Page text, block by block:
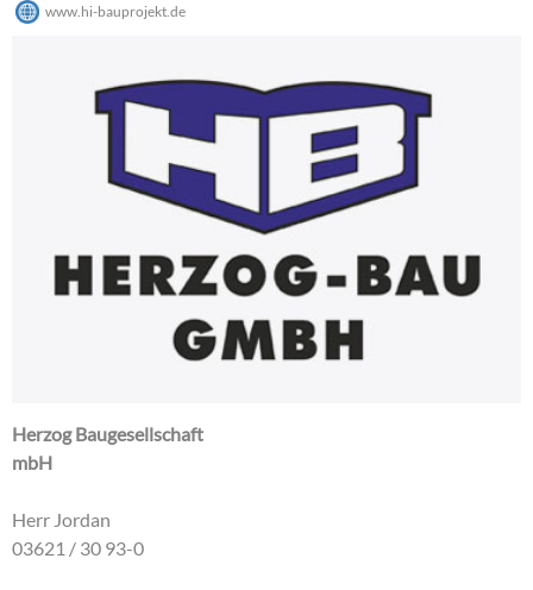
www.hi-bauprojekt.de
Herzog Baugesellschaft
mbH
Herr Jordan
03621 / 30 93-0